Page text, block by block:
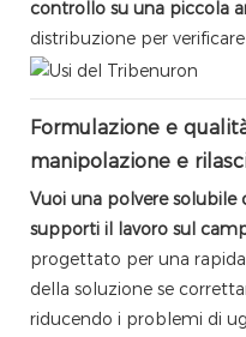
controllo su una piccola
distribuzione per
Formulazione e
manipolazione e
Vuoi una polvere solubile
supporti il ​​lavoro sul
progettato per una
della soluzione se
riducendo i problemi di